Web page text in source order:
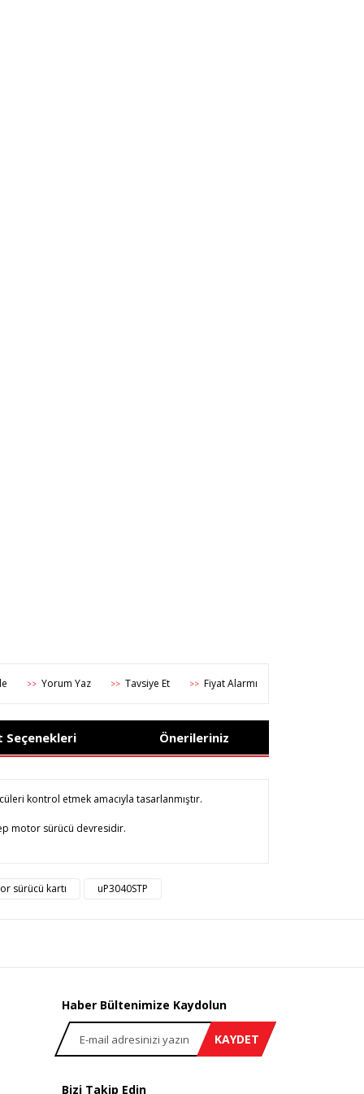
>> Yorum Yaz >> Tavsiye Et >> Fiyat Alarmı
Seçenekleri Önerileriniz
kontrol etmek amacıyla tasarlanmıştır.
motor sürücü devresidir.
noktaları öneri formunu kullanarak
sürücü kartı uP3040STP
Haber Bültenimize Kaydolun
KAYDET
Bizi Takip Edin